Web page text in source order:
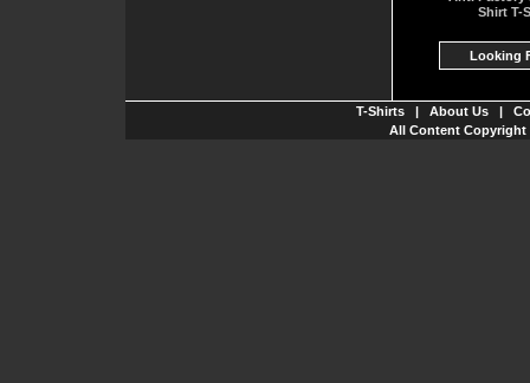
Shirt T-
Looking
T-Shirts| About Us|
All Content Copyright